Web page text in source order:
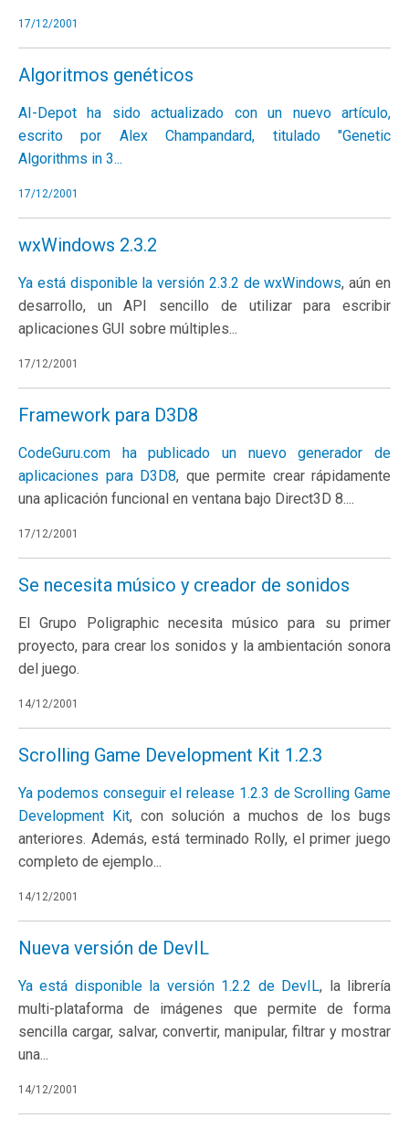
17/12/2001
Algoritmos genéticos
AI-Depot ha sido actualizado con un nuevo artículo,
escrito por Alex Champandard, titulado "Genetic
Algorithms in 3...
17/12/2001
wxWindows 2.3.2
Ya está disponible la versión 2.3.2 dewxWindows, aún en
desarrollo, un API sencillo de utilizar para escribir
aplicaciones GUI sobre múltiples...
17/12/2001
Framework para D3D8
CodeGuru.com ha publicado un nuevogenerador de
aplicaciones para D3D8, que permite crear rápidamente
una aplicación funcional en ventana bajo Direct3D 8....
17/12/2001
Se necesita músico y creador de sonidos
El Grupo Poligraphic necesita músico para su primer
proyecto, para crear los sonidos y la ambientación sonora
del juego.
14/12/2001
Scrolling Game Development Kit 1.2.3
Ya podemos conseguir el release 1.2.3 deScrolling Game
Development Kit, con solución a muchos de los bugs
anteriores. Además, está terminado Rolly, el primer juego
completo de ejemplo...
14/12/2001
Nueva versión de DevIL
Ya está disponible la versión 1.2.2 de DevIL, la librería
multi-plataforma de imágenes que permite de forma
sencilla cargar, salvar, convertir, manipular, filtrar y mostrar
una...
14/12/2001